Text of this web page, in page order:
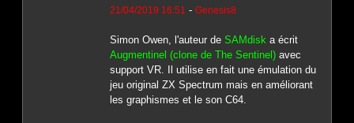
21/04/2019 16:51 - Genesis8
Simon Owen, l'auteur de SAMdisk a écrit
Augmentinel (clone de The Sentinel)avec
support VR. Il utilise en fait une émulation du
jeu original ZX Spectrum mais en améliorant
les graphismes et le son C64.